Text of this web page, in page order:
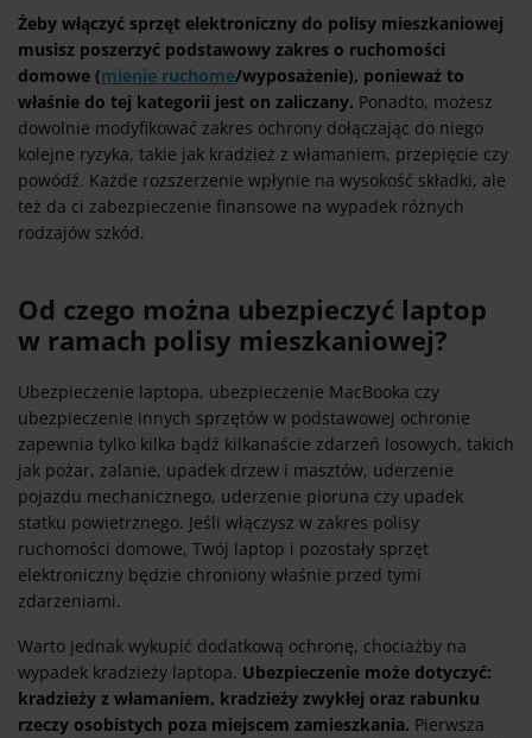
Żeby włączyć sprzęt elektroniczny do polisy mieszkaniowej
musisz poszerzyć podstawowy zakres o ruchomości
domowe (mienie ruchome/wyposażenie), ponieważ to
właśnie do tej kategorii jest on zaliczany. Ponadto, możesz
dowolnie modyfikować zakres ochrony dołączając do niego
kolejne ryzyka, takie jak kradzież z włamaniem, przepięcie czy
powódź. Każde rozszerzenie wpłynie na wysokość składki, ale
też da ci zabezpieczenie finansowe na wypadek różnych
rodzajów szkód.
Od czego można ubezpieczyć laptop
w ramach polisy mieszkaniowej?
Ubezpieczenie laptopa, ubezpieczenie MacBooka czy
ubezpieczenie innych sprzętów w podstawowej ochronie
zapewnia tylko kilka bądź kilkanaście zdarzeń losowych, takich
jak pożar, zalanie, upadek drzew i masztów, uderzenie
pojazdu mechanicznego, uderzenie pioruna czy upadek
statku powietrznego. Jeśli włączysz w zakres polisy
ruchomości domowe, Twój laptop i pozostały sprzęt
elektroniczny będzie chroniony właśnie przed tymi
zdarzeniami.
Warto jednak wykupić dodatkową ochronę, chociażby na
wypadek kradzieży laptopa. Ubezpieczenie może dotyczyć:
kradzieży z włamaniem, kradzieży zwykłej oraz rabunku
rzeczy osobistych poza miejscem zamieszkania. Pierwsza